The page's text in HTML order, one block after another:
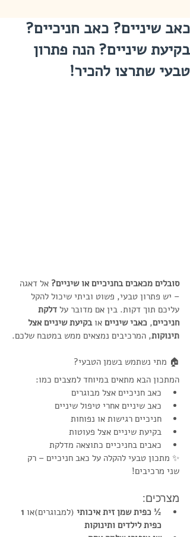
כאב שיניים? כאב חניכיים?
בקיעת שיניים? הנה פתרון
טבעי שתרצו להכיר!
סובלים מכאבים בחניכיים או שיניים? אל דאגה
– יש פתרון טבעי, פשוט וביתי שיכול להקל
עליכם תוך דקות. בין אם מדובר על דלקת
חניכיים, כאבי שיניים או בקיעת שיניים אצל
תינוקות, המרכיבים נמצאים ממש במטבח שלכם.
🏠 מתי נשתמש בשמן הטבעי?
המתכון הבא מתאים במיוחד למצבים כמו:
כאב חניכיים אצל מבוגרים
כאב שיניים אחרי טיפול שיניים
חניכיים רגישות או נפוחות
בקיעת שיניים אצל פעוטות
כאבים בחניכיים כתוצאה מדלקת
✨ מתכון טבעי להקלה על כאב חניכיים – רק
שני מרכיבים!
מצרכים:
½ כפית שמן זית איכותי (למבוגרים)או
כפית לילדים ותינוקות